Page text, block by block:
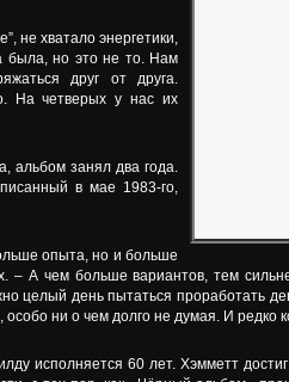
не хватало энергетики,
была, но это не то. Нам
друг от друга.
На четверых у нас их
альбом занял два года.
в мае 1983-го,
опыта, но и больше
– А чем больше вариантов, тем
целый день пытаться проработать
ни о чем долго не думая. И редко
исполняется 60 лет. Хэмметт